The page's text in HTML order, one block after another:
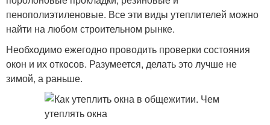
пенополиэтиленовые. Все эти виды утеплителей можно
найти на любом строительном рынке.
Необходимо ежегодно проводить проверки состояния
окон и их откосов. Разумеется, делать это лучше не
зимой, а раньше.